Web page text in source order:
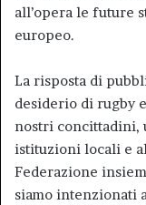
all’opera le future
europeo.
La risposta di
desiderio di rugby
nostri concittadini,
istituzioni locali e
Federazione
siamo intenzionati